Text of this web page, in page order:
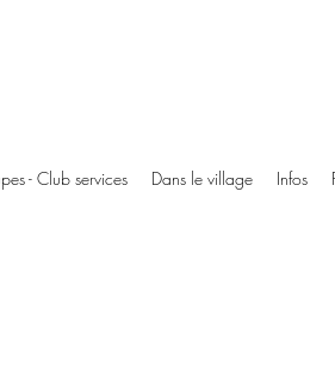
- Club services Dans le village Infos